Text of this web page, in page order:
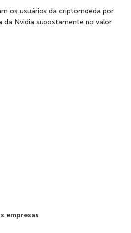
os usuários da criptomoeda por
da Nvidia supostamente no valor
empresas